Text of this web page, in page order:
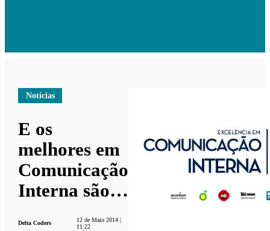
Notícias
E os
melhores em
Comunicação
Interna são…
Delta Coders
12 de Maio 2014 |
11:22